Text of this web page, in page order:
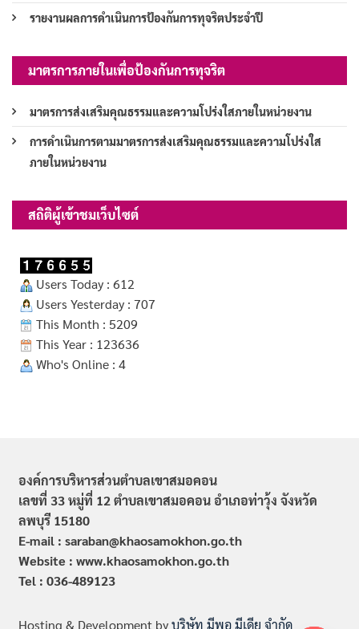
รายงานผลการดำเนินการป้องกันการทุจริตประจำปี
มาตรการภายในเพื่อป้องกันการทุจริต
มาตรการส่งเสริมคุณธรรมและความโปร่งใสภายในหน่วยงาน
การดำเนินการตามมาตรการส่งเสริมคุณธรรมและความโปร่งใส
ภายในหน่วยงาน
สถิติผู้เข้าชมเว็บไซต์
Users Today : 612
Users Yesterday : 707
This Month : 5209
This Year : 123636
Who's Online : 4
องค์การบริหารส่วนตำบลเขาสมอคอน
เลขที่ 33 หมู่ที่ 12 ตำบลเขาสมอคอน อำเภอท่าวุ้ง จังหวัด
ลพบุรี 15180
E-mail : saraban@khaosamokhon.go.th
Website : www.khaosamokhon.go.th
Tel : 036-489123
Hosting & Development byบริษัท มีพอ มีเดีย จำกัด